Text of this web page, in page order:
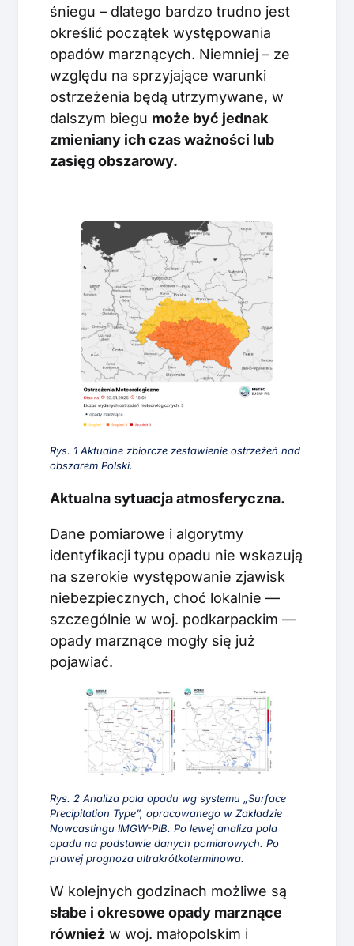
śniegu – dlatego bardzo trudno jest
określić początek występowania
opadów marznących. Niemniej – ze
względu na sprzyjające warunki
ostrzeżenia będą utrzymywane, w
dalszym biegu może być jednak
zmieniany ich czas ważności lub
zasięg obszarowy.
Rys. 1 Aktualne zbiorcze zestawienie ostrzeżeń nad
obszarem Polski.
Aktualna sytuacja atmosferyczna.
Dane pomiarowe i algorytmy
identyfikacji typu opadu nie wskazują
na szerokie występowanie zjawisk
niebezpiecznych, choć lokalnie —
szczególnie w woj. podkarpackim —
opady marznące mogły się już
pojawiać.
Rys. 2 Analiza pola opadu wg systemu „Surface
Precipitation Type”, opracowanego w Zakładzie
Nowcastingu IMGW-PIB. Po lewej analiza pola
opadu na podstawie danych pomiarowych. Po
prawej prognoza ultrakrótkoterminowa.
W kolejnych godzinach możliwe są
słabe i okresowe opady marznące
również w woj. małopolskim i